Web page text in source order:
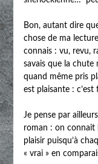
Bon, autant dire
chose de ma
connais : vu, revu,
savais que la chute
quand même pris
est plaisante :
Je pense par
roman : on connait
plaisir puisqu’à
« vrai » en